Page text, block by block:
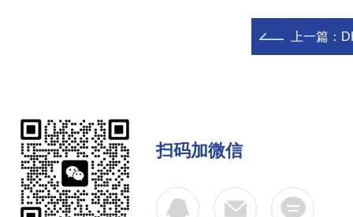
上一篇：
扫码加微信